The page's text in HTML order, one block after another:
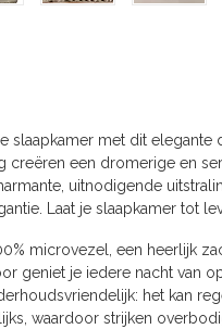
slaapkamer met dit
creëren een dromerige en
uitnodigende
Laat je slaapkamer tot
microvezel, een heerlijk
geniet je iedere nacht van
het kan
waardoor strijken